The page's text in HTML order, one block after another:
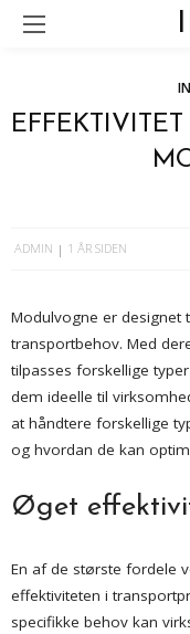
ADMIN 1 ÅR SIDEN
Modulvogne er
transportbehov. Med
tilpasses forskellige
dem ideelle til
at håndtere forskellige
og hvordan de kan
Øget
En af de største fordele
effektiviteten i
specifikke behov kan